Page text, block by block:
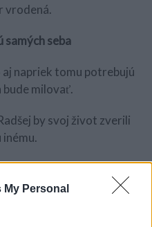
Personal
vrodená.
samých seba
aj napriek tomu potrebujú
bude milovať.
by svoj život zverili
inému.